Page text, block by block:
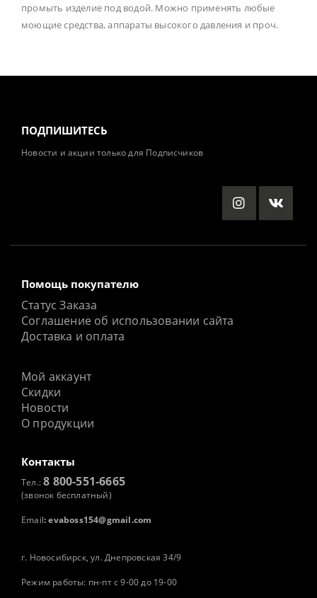
промыть изделие под водой. Можно применять любые
моющие средства, аппараты высокого давления и проч.
ПОДПИШИТЕСЬ
Новости и акции только для Подписчиков
Помощь покупателю
Статус Заказа
Соглашение об использовании сайта
Доставка и оплата
Мой аккаунт
Скидки
Новости
О продукции
Контакты
Тел.:8 800-551-6665
(звонок бесплатный)
Email: evaboss154@gmail.com
г. Новосибирск, ул. Днепровская 34/9
Режим работы: пн-пт с 9-00 до 19-00